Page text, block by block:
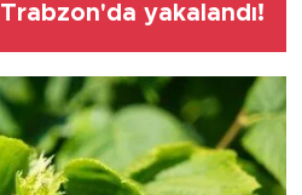
Trabzon'da yakalandı!